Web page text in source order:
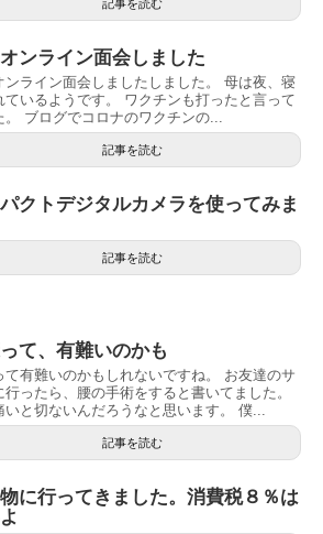
記事を読む
ンライン面会しました
ンライン面会しましたしました。 母は夜、寝
ているようです。 ワクチンも打ったと言って
。 ブログでコロナのワクチンの...
記事を読む
クトデジタルカメラを使ってみま
記事を読む
て、有難いのかも
て有難いのかもしれないですね。 お友達のサ
行ったら、腰の手術をすると書いてました。
いと切ないんだろうなと思います。 僕...
記事を読む
に行ってきました。消費税８％は